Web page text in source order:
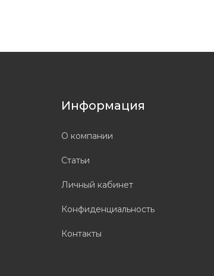
Информация
О компании
Статьи
Личный кабинет
Конфиденциальность
Контакты